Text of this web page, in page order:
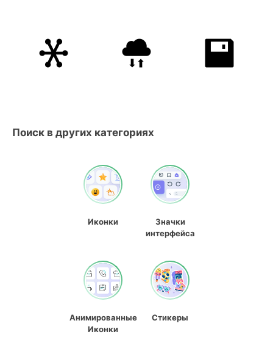
Поиск в других категориях
Иконки
Значки
интерфейса
Анимированные
Иконки
Стикеры